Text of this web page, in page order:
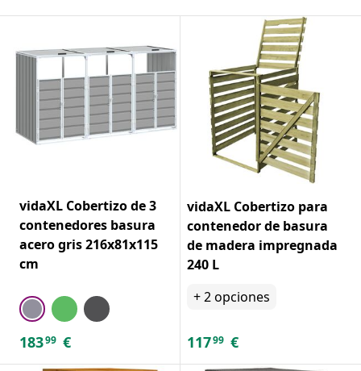
vidaXL Cobertizo de 3
contenedores basura
acero gris 216x81x115
cm
18399 €
vidaXL Cobertizo para
contenedor de basura
de madera impregnada
240 L
+2opciones
11799 €